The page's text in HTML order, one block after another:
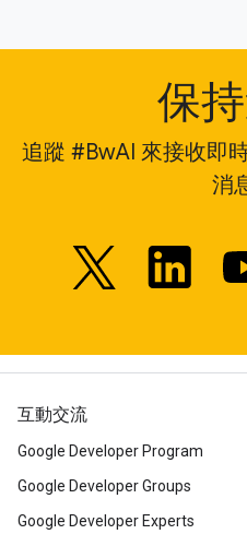
保
追蹤 #BwAI 來接收即
消
互動交流
Google Developer Program
Google Developer Groups
Google Developer Experts